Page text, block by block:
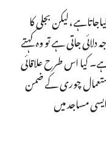
بجلی کا
جاتی ہے تو وہ کہتے
کیا اس طرح علاقائی
چوری کے ضمن
مساجد میں